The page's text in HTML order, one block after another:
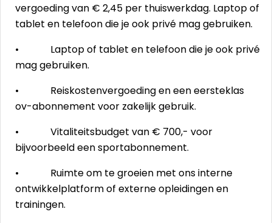
vergoeding van € 2,45 per thuiswerkdag. Laptop of
tablet en telefoon die je ook privé mag gebruiken.
• Laptop of tablet en telefoon die je ook privé
mag gebruiken.
• Reiskostenvergoeding en een eersteklas
ov-abonnement voor zakelijk gebruik.
• Vitaliteitsbudget van € 700,- voor
bijvoorbeeld een sportabonnement.
• Ruimte om te groeien met ons interne
ontwikkelplatform of externe opleidingen en
trainingen.